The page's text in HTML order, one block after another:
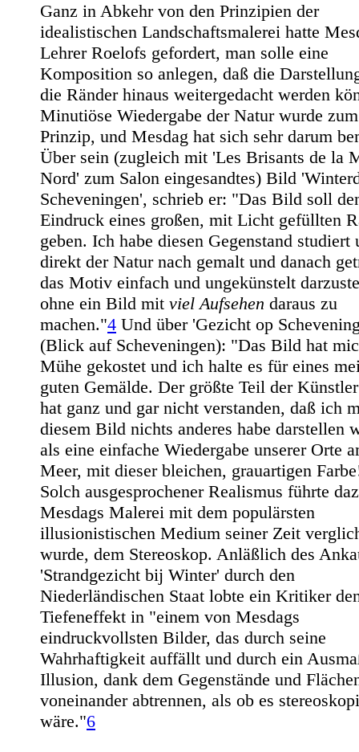
Ganz in Abkehr von den Prinzipien der
idealistischen Landschaftsmalerei hatte
Lehrer Roelofs gefordert, man solle eine
Komposition so anlegen, daß die
die Ränder hinaus weitergedacht werden
Minutiöse Wiedergabe der Natur wurde zum
Prinzip, und Mesdag hat sich sehr darum
Über sein (zugleich mit 'Les Brisants de la
Nord' zum Salon eingesandtes) Bild
Scheveningen', schrieb er: "Das Bild soll
Eindruck eines großen, mit Licht gefüllten
geben. Ich habe diesen Gegenstand studiert
direkt der Natur nach gemalt und danach
das Motiv einfach und ungekünstelt
ohne ein Bild mit viel Aufsehen daraus zu
machen."4 Und über 'Gezicht op
(Blick auf Scheveningen): "Das Bild hat
Mühe gekostet und ich halte es für eines
guten Gemälde. Der größte Teil der
hat ganz und gar nicht verstanden, daß ich
diesem Bild nichts anderes habe darstellen
als eine einfache Wiedergabe unserer Orte
Meer, mit dieser bleichen, grauartigen
Solch ausgesprochener Realismus führte
Mesdags Malerei mit dem populärsten
illusionistischen Medium seiner Zeit
wurde, dem Stereoskop. Anläßlich des
'Strandgezicht bij Winter' durch den
Niederländischen Staat lobte ein Kritiker
Tiefeneffekt in "einem von Mesdags
eindruckvollsten Bilder, das durch seine
Wahrhaftigkeit auffällt und durch ein
Illusion, dank dem Gegenstände und
voneinander abtrennen, als ob es
wäre."6